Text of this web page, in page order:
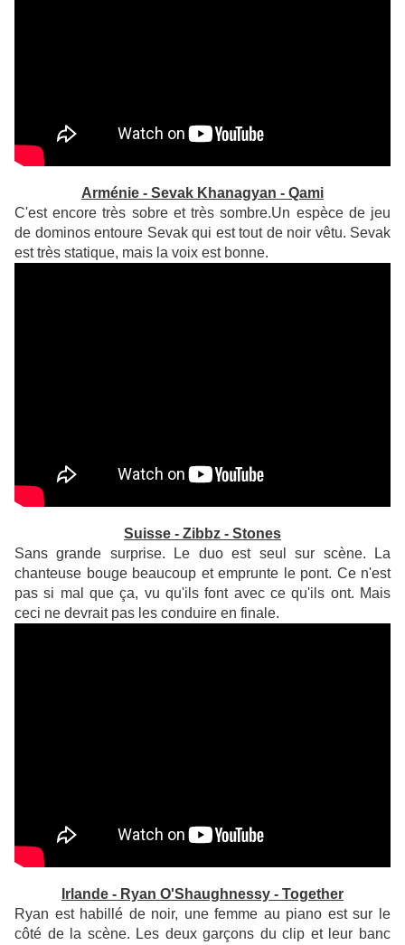
Arménie - Sevak Khanagyan - Qami
C'est encore très sobre et très sombre.Un espèce de jeu
de dominos entoure Sevak qui est tout de noir vêtu. Sevak
est très statique, mais la voix est bonne.
Suisse - Zibbz - Stones
Sans grande surprise. Le duo est seul sur scène. La
chanteuse bouge beaucoup et emprunte le pont. Ce n'est
pas si mal que ça, vu qu'ils font avec ce qu'ils ont. Mais
ceci ne devrait pas les conduire en finale.
Irlande - Ryan O'Shaughnessy - Together
Ryan est habillé de noir, une femme au piano est sur le
côté de la scène. Les deux garçons du clip et leur banc